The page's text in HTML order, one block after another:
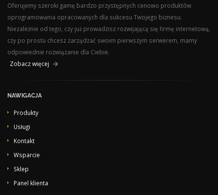
Oferujemy szeroki gamę bardzo przystępnych cenowo produktów
oprogramowania opracowanych dla sukcesu Twojego biznesu.
Niezależnie od tego, czy już prowadzisz rozwijającą się firmę internetową,
czy po prostu chcesz zarządzać swoim pierwszym serwerem, mamy
odpowiednie rozwiązanie dla Ciebie.
Zobacz więcej
NAWIGACJA
Produkty
Usługi
Kontakt
Wsparcie
Sklep
Panel klienta